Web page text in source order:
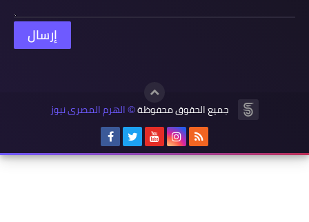
جميع الحقوق محفوظة© الهرم المصرى نيوز